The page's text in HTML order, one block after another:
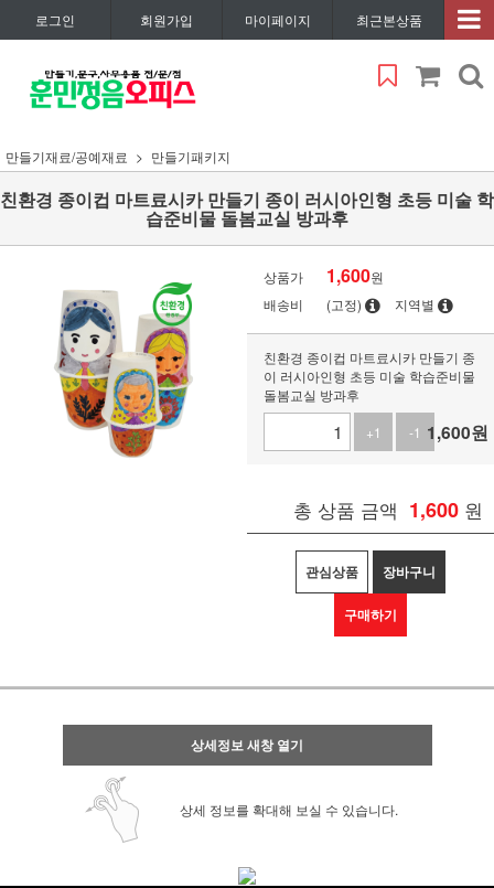
로그인 회원가입 마이페이지 최근본상품
만들기재료/공예재료 만들기패키지
친환경 종이컵 마트료시카 만들기 종이 러시아인형 초등 미술 학
습준비물 돌봄교실 방과후
상품가 1,600원
배송비
(고정) 지역별
친환경 종이컵 마트료시카 만들기 종
이 러시아인형 초등 미술 학습준비물
돌봄교실 방과후
+1
-1 1,600원
총 상품 금액 1,600 원
관심상품 장바구니
구매하기
상세정보 새창 열기
상세 정보를 확대해 보실 수 있습니다.